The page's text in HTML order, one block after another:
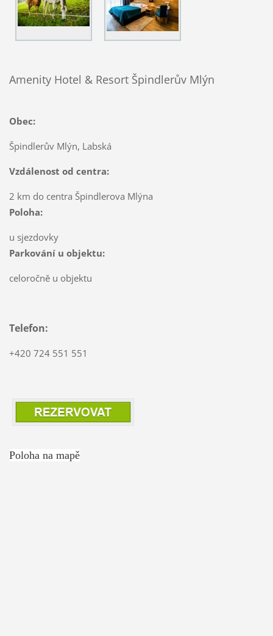
Amenity Hotel & Resort Špindlerův Mlýn
Obec:
Špindlerův Mlýn, Labská
Vzdálenost od centra:
2 km do centra Špindlerova Mlýna
Poloha:
u sjezdovky
Parkování u objektu:
celoročně u objektu
Telefon:
+420 724 551 551
Poloha na mapě